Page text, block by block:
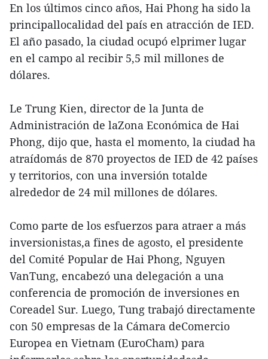
En los últimos cinco años, Hai Phong ha sido la
principallocalidad del país en atracción de IED.
El año pasado, la ciudad ocupó elprimer lugar
en el campo al recibir 5,5 mil millones de
dólares.
Le Trung Kien, director de la Junta de
Administración de laZona Económica de Hai
Phong, dijo que, hasta el momento, la ciudad ha
atraídomás de 870 proyectos de IED de 42 países
y territorios, con una inversión totalde
alrededor de 24 mil millones de dólares.
Como parte de los esfuerzos para atraer a más
inversionistas,a fines de agosto, el presidente
del Comité Popular de Hai Phong, Nguyen
VanTung, encabezó una delegación a una
conferencia de promoción de inversiones en
Coreadel Sur. Luego, Tung trabajó directamente
con 50 empresas de la Cámara deComercio
Europea en Vietnam (EuroCham) para